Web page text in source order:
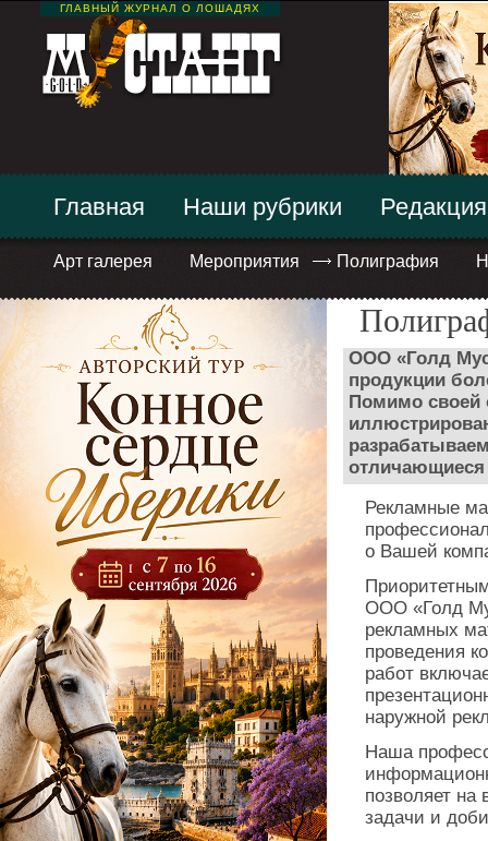
ГЛАВНЫЙ ЖУРНАЛ О ЛОШАДЯХ
Главная Наши рубрики Редакция
Арт галерея Мероприятия Полиграфия
ООО «Голд
продукции
Помимо своей
отличающиеся
Рекламные
о Вашей
ООО «Голд
рекламных
проведения
работ
наружной
Наша
позволяет
задачи и